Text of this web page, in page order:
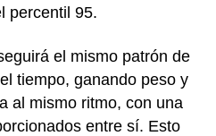
percentil 95.
el mismo patrón de
tiempo, ganando peso y
al mismo ritmo, con una
entre sí. Esto